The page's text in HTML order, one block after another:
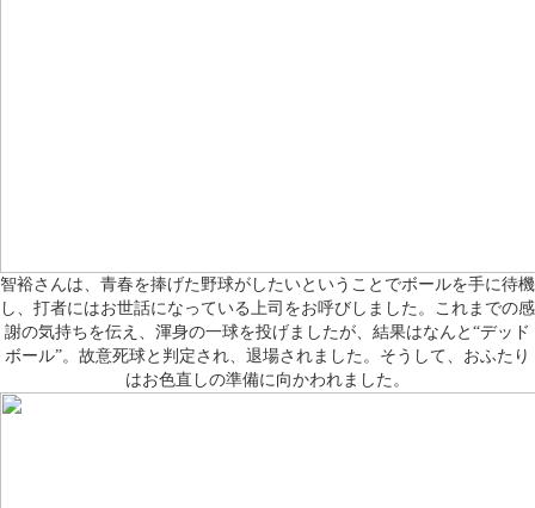
智裕さんは、青春を捧げた野球がしたいということでボールを手に待機
し、打者にはお世話になっている上司をお呼びしました。これまでの感
謝の気持ちを伝え、渾身の一球を投げましたが、結果はなんと“デッド
ボール”。故意死球と判定され、退場されました。そうして、おふたり
はお色直しの準備に向かわれました。